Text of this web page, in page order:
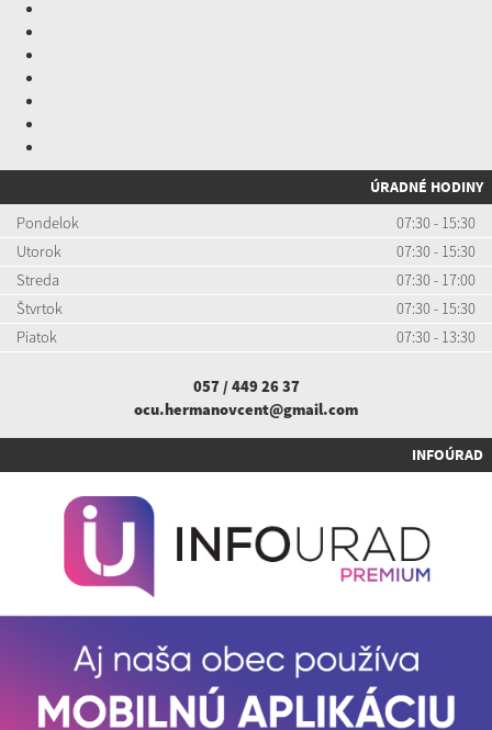
ÚRADNÉ HODINY
Pondelok
07:30 - 15:30
Utorok
07:30 - 15:30
Streda
07:30 - 17:00
Štvrtok
07:30 - 15:30
Piatok
07:30 - 13:30
057 / 449 26 37
ocu.hermanovcent@gmail.com
INFOÚRAD